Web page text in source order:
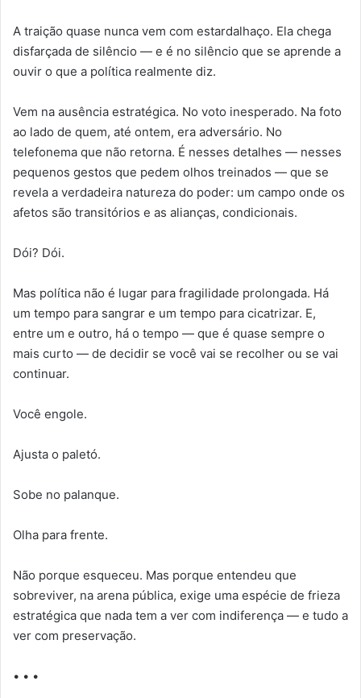
A traição quase nunca vem com estardalhaço. Ela chega
disfarçada de silêncio — e é no silêncio que se aprende a
ouvir o que a política realmente diz.
Vem na ausência estratégica. No voto inesperado. Na foto
ao lado de quem, até ontem, era adversário. No
telefonema que não retorna. É nesses detalhes — nesses
pequenos gestos que pedem olhos treinados — que se
revela a verdadeira natureza do poder: um campo onde os
afetos são transitórios e as alianças, condicionais.
Dói? Dói.
Mas política não é lugar para fragilidade prolongada. Há
um tempo para sangrar e um tempo para cicatrizar. E,
entre um e outro, há o tempo — que é quase sempre o
mais curto — de decidir se você vai se recolher ou se vai
continuar.
Você engole.
Ajusta o paletó.
Sobe no palanque.
Olha para frente.
Não porque esqueceu. Mas porque entendeu que
sobreviver, na arena pública, exige uma espécie de frieza
estratégica que nada tem a ver com indiferença — e tudo a
ver com preservação.
• • •